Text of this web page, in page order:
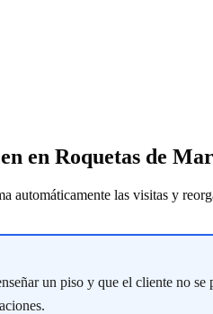
en Roquetas de Mar
las visitas y
un piso y que el cliente no